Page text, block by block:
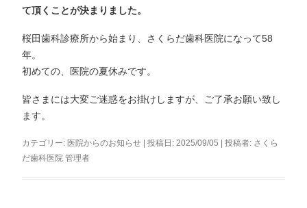
て頂くことが決まりました。
桜田歯科診療所から始まり、さくらだ歯科医院になって58
年。
初めての、医院の夏休みです。
皆さまには大変ご迷惑をお掛けしますが、ご了承お願い致し
ます。
カテゴリー: 医院からのお知らせ | 投稿日:2025/09/05 |投稿者: さくら
だ歯科医院 管理者